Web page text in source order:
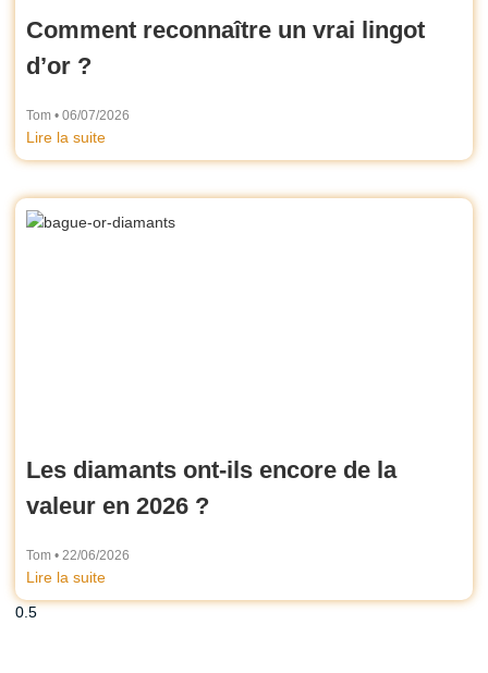
Comment reconnaître un vrai lingot
d’or ?
Tom 06/07/2026
Lire la suite
Les diamants ont-ils encore de la
valeur en 2026 ?
Tom 22/06/2026
Lire la suite